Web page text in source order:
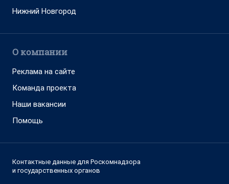
Нижний Новгород
О компании
Реклама на сайте
Команда проекта
Наши вакансии
Помощь
Контактные данные для Роскомнадзора
и государственных органов